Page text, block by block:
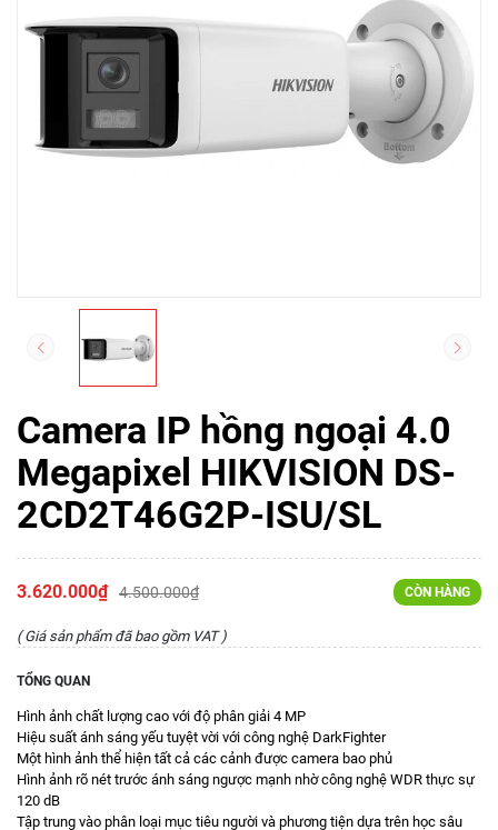
Camera IP hồng ngoại 4.0
Megapixel HIKVISION DS-
2CD2T46G2P-ISU/SL
3.620.000₫ 4.500.000₫ CÒN HÀNG
( Giá sản phẩm đã bao gồm VAT )
TỔNG QUAN
Hình ảnh chất lượng cao với độ phân giải 4 MP
Hiệu suất ánh sáng yếu tuyệt vời với công nghệ DarkFighter
Một hình ảnh thể hiện tất cả các cảnh được camera bao phủ
Hình ảnh rõ nét trước ánh sáng ngược mạnh nhờ công nghệ WDR thực sự
120 dB
Tập trung vào phân loại mục tiêu người và phương tiện dựa trên học sâu